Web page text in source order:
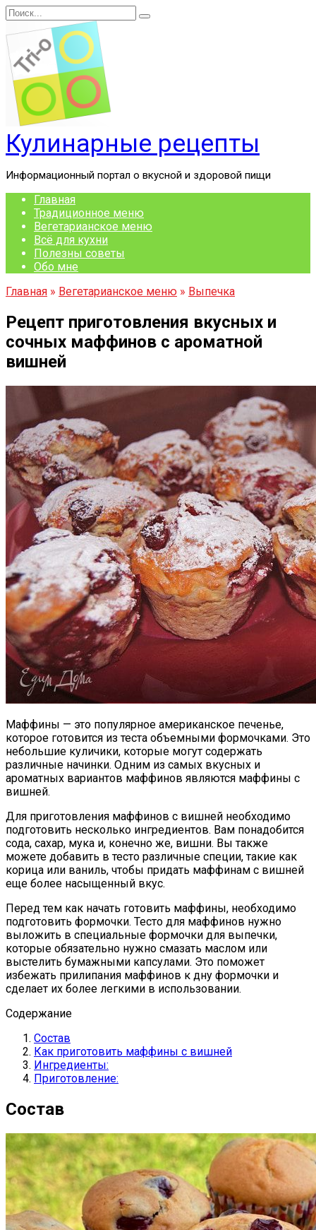
Перейти
к
содержанию
Search
for:
Кулинарные рецепты
Информационный портал о вкусной и здоровой пищи
Главная
Традиционное меню
Вегетарианское меню
Всё для кухни
Полезны советы
Обо мне
Главная » Вегетарианское меню » Выпечка
Рецепт приготовления вкусных и
сочных маффинов с ароматной
вишней
Маффины — это популярное американское печенье,
которое готовится из теста объемными формочками. Это
небольшие куличики, которые могут содержать
различные начинки. Одним из самых вкусных и
ароматных вариантов маффинов являются маффины с
вишней.
Для приготовления маффинов с вишней необходимо
подготовить несколько ингредиентов. Вам понадобится
сода, сахар, мука и, конечно же, вишни. Вы также
можете добавить в тесто различные специи, такие как
корица или ваниль, чтобы придать маффинам с вишней
еще более насыщенный вкус.
Перед тем как начать готовить маффины, необходимо
подготовить формочки. Тесто для маффинов нужно
выложить в специальные формочки для выпечки,
которые обязательно нужно смазать маслом или
выстелить бумажными капсулами. Это поможет
избежать прилипания маффинов к дну формочки и
сделает их более легкими в использовании.
Содержание
Состав
Как приготовить маффины с вишней
Ингредиенты:
Приготовление:
Состав